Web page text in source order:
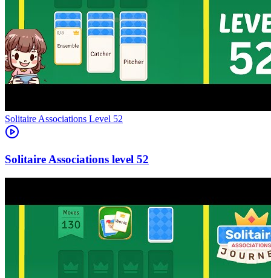
Level 52
52